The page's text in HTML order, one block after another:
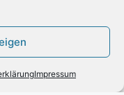
Impressum